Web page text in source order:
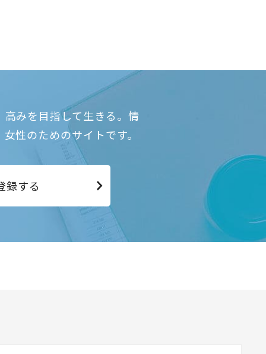
みを目指して生きる。情
性のためのサイトです。
録する